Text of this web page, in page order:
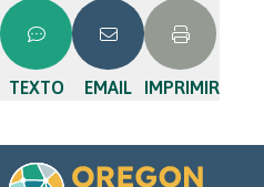
TEXTO EMAIL IMPRIMIR